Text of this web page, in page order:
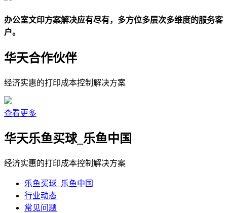
办公室文印方案解决应有尽有，多方位多层次多维度的服务客
户。
华天合作伙伴
经济实惠的打印成本控制解决方案
查看更多
华天乐鱼买球_乐鱼中国
经济实惠的打印成本控制解决方案
乐鱼买球_乐鱼中国
行业动态
常见问题